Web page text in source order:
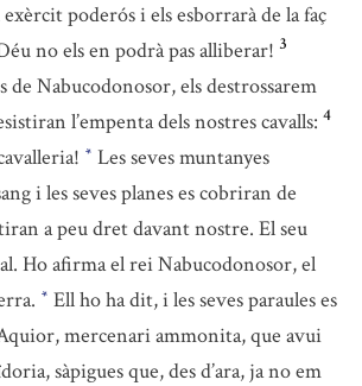
poderós i els esborrarà de la faç
no els en podrà pas alliberar! 3
de Nabucodonosor, els destrossarem
l’empenta dels nostres cavalls: 4
* Les seves muntanyes
i les seves planes es cobriran de
a peu dret davant nostre. El seu
Ho afirma el rei Nabucodonosor, el
* Ell ho ha dit, i les seves paraules es
mercenari ammonita, que avui
sàpigues que, des d’ara, ja no em